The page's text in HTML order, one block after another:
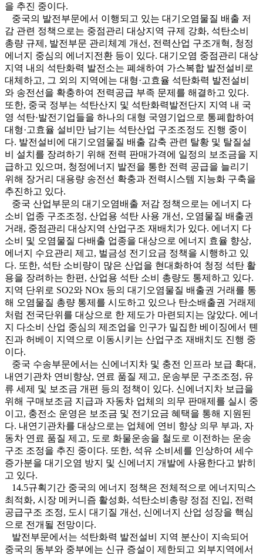
을 추진 중이다.
중국의 발전부문에서 이행되고 있는 대기오염물질 배출 저
감 관련 정책으로는 중점관리 대상지역 규제 강화, 석탄소비
총량 규제, 발전부문 관리체계 개선, 전력산업 구조개혁, 청정
에너지 중심의 에너지전환 등이 있다. 대기오염 중점관리 대상
지역 내의 석탄화력 발전소는 폐쇄하여 가스복합 발전설비로
대체하고, 그 외의 지역에는 대형·고효율 석탄화력 발전설비
와 송전선을 확충하여 전력공급 부족 문제를 해결하고 있다.
또한, 중국 정부는 석탄산지 및 석탄화력발전단지 지역 내 국
영 석탄·발전기업들을 하나의 대형 국영기업으로 통폐합하여
대형·고효율 설비만 남기는 석탄산업 구조조정도 진행 중이
다. 발전설비에 대기오염물질 배출 감축 관련 탈황 및 탈질설
비 설치를 장려하기 위해 전력 판매가격에 일정의 보조금을 지
급하고 있으며, 청정에너지 발전을 통한 전력 공급을 늘리기
위해 장거리 대용량 송전선 확충과 전력시스템 지능화 구축을
추진하고 있다.
중국 산업부문의 대기오염배출 저감 정책으로는 에너지 다
소비 업종 구조조정, 산업용 석탄 사용 개선, 오염물질 배출권
거래, 중점관리 대상지역 산업구조 재배치가 있다. 에너지 다
소비 및 오염물질 다배출 업종을 대상으로 에너지 효율 향상,
에너지 수요관리 제고, 벌금성 전기요금 정책을 시행하고 있
다. 또한, 석탄 소비량이 많은 산업을 현대화하여 청정 석탄 활
용을 장려하는 한편, 산업용 석탄 소비 총량도 통제하고 있다.
지역 단위로 SO2와 NOx 등의 대기오염물질 배출권 거래를 통
해 오염물질 총량 통제를 시도하고 있으나 탄소배출권 거래제
처럼 전국단위를 대상으로 한 제도가 마련되지는 않았다. 에너
지 다소비 산업 중심의 제조업을 인구가 밀집한 베이징에서 톈
진과 허베이 지역으로 이동시키는 산업구조 재배치도 진행 중
이다.
중국 수송부문에서는 신에너지차 및 충전 인프라 보급 확대,
내연기관차 연비향상, 연료 품질 제고, 운송부문 구조조정, 유
류 세제 및 보조금 개편 등의 정책이 있다. 신에너지차 보급을
위해 구매보조금 지급과 자동차 업체의 의무 판매제를 실시 중
이고, 충전소 운영은 보조금 및 전기요금 혜택을 통해 지원된
다. 내연기관차를 대상으로는 업체에 연비 향상 의무 부과, 자
동차 연료 품질 제고, 도로 화물운송을 철도로 이전하는 운송
구조 조정을 추진 중이다. 또한, 석유 소비세를 인상하여 세수
증가분을 대기오염 방지 및 신에너지 개발에 사용한다고 밝히
고 있다.
14.5규획기간 중국의 에너지 정책은 전체적으로 에너지믹스
최적화, 시장 메커니즘 활성화, 석탄소비총량 정점 진입, 전력
공급구조 조정, 도시 대기질 개선, 신에너지 산업 성장을 핵심
으로 전개될 전망이다.
발전부문에서는 석탄화력 발전설비 지역 분산이 지속되어
중국의 동부와 중부에는 신규 증설이 제한되고 외부지역에서